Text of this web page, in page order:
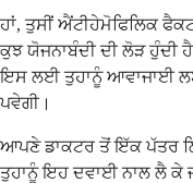
ਹਾਂ, ਤੁਸੀਂ ਐਂਟੀਹੇਮੋਫਿਲਿਕ
ਕੁਝ ਯੋਜਨਾਬੰਦੀ ਦੀ ਲੋੜ ਹੁੰਦੀ
ਇਸ ਲਈ ਤੁਹਾਨੂੰ ਆਵਾਜਾਈ
ਪਵੇਗੀ।
ਆਪਣੇ ਡਾਕਟਰ ਤੋਂ ਇੱਕ ਪੱਤਰ
ਤੁਹਾਨੂੰ ਇਹ ਦਵਾਈ ਨਾਲ ਲੈ ਕੇ